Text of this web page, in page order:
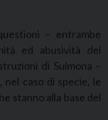
– entrambe
ed abusività del
di Sulmona –
caso di specie, le
stanno alla base del